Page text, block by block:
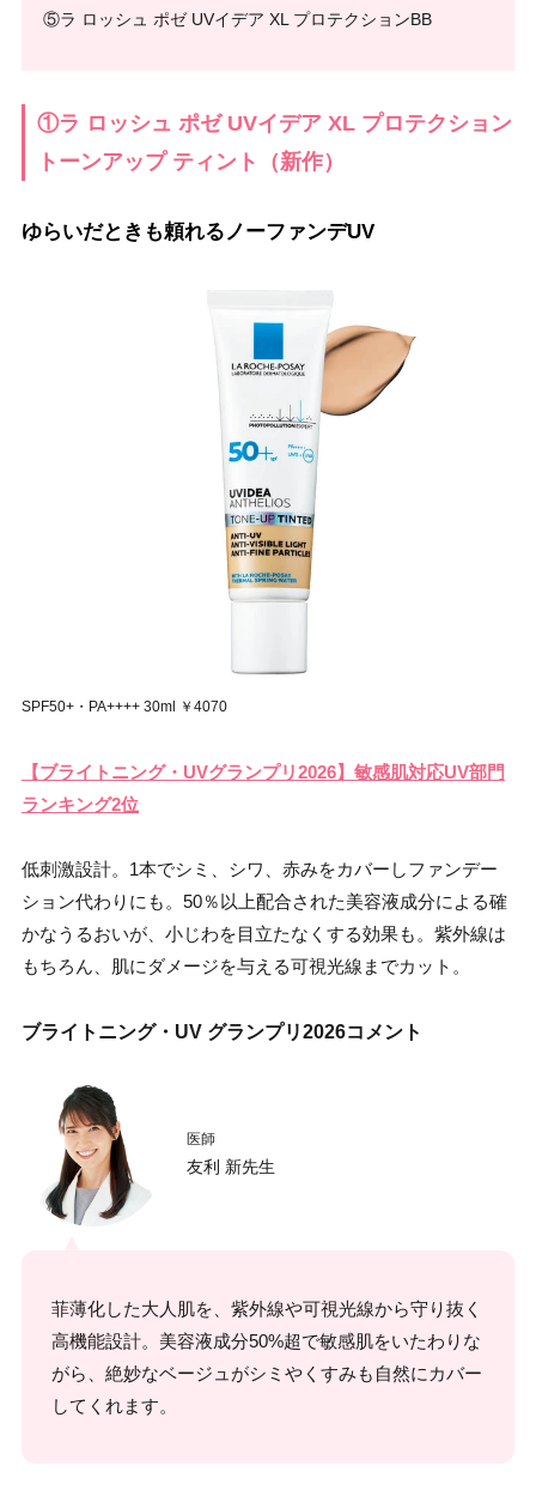
⑤ラ ロッシュ ポゼ UVイデア XL プロテクションBB
①ラ ロッシュ ポゼ UVイデア XL プロテクション
トーンアップ ティント（新作）
ゆらいだときも頼れるノーファンデUV
SPF50+・PA++++ 30ml ￥4070
【ブライトニング・UVグランプリ2026】敏感肌対応UV部門
ランキング2位
低刺激設計。1本でシミ、シワ、赤みをカバーしファンデー
ション代わりにも。50％以上配合された美容液成分による確
かなうるおいが、小じわを目立たなくする効果も。紫外線は
もちろん、肌にダメージを与える可視光線までカット。
ブライトニング・UV グランプリ2026コメント
医師
友利 新先生
菲薄化した大人肌を、紫外線や可視光線から守り抜く
高機能設計。美容液成分50%超で敏感肌をいたわりな
がら、絶妙なベージュがシミやくすみも自然にカバー
してくれます。